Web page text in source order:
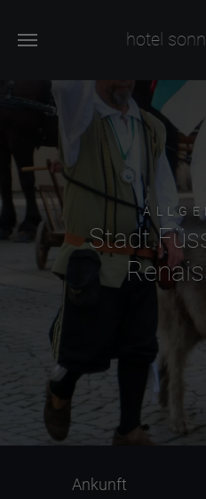
hotel
Stadt
Ankunft